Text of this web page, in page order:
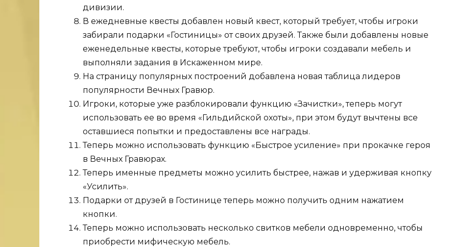
дивизии.
В ежедневные квесты добавлен новый квест, который требует, чтобы игроки
забирали подарки «Гостиницы» от своих друзей. Также были добавлены новые
еженедельные квесты, которые требуют, чтобы игроки создавали мебель и
выполняли задания в Искаженном мире.
На страницу популярных построений добавлена новая таблица лидеров
популярности Вечных Гравюр.
Игроки, которые уже разблокировали функцию «Зачистки», теперь могут
использовать ее во время «Гильдийской охоты», при этом будут вычтены все
оставшиеся попытки и предоставлены все награды.
Теперь можно использовать функцию «Быстрое усиление» при прокачке героя
в Вечных Гравюрах.
Теперь именные предметы можно усилить быстрее, нажав и удерживая кнопку
«Усилить».
Подарки от друзей в Гостинице теперь можно получить одним нажатием
кнопки.
Теперь можно использовать несколько свитков мебели одновременно, чтобы
приобрести мифическую мебель.